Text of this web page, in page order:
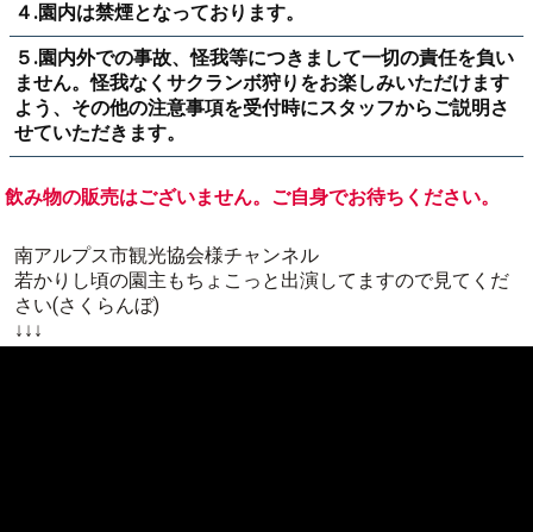
４.園内は禁煙となっております。
５.園内外での事故、怪我等につきまして一切の責任を負い
ません。怪我なくサクランボ狩りをお楽しみいただけます
よう、その他の注意事項を受付時にスタッフからご説明さ
せていただきます。
飲み物の販売はございません。ご自身でお待ちください。
南アルプス市観光協会様チャンネル
若かりし頃の園主もちょこっと出演してますので見てくだ
さい(さくらんぼ)
↓↓↓